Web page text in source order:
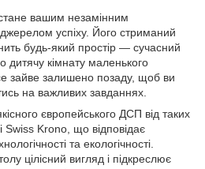
вашим незамінним
успіху. Його стриманий
будь-який простір — сучасний
дитячу кімнату маленького
зайве залишено позаду, щоб ви
на важливих завданнях.
європейського ДСП від таких
Swiss Krono, що відповідає
та екологічності.
цілісний вигляд і підкреслює